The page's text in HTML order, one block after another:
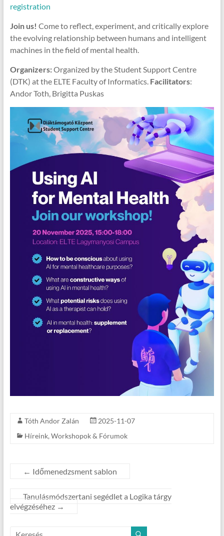
registration
Join us! Come to reflect, experiment, and critically explore
the evolving relationship between humans and intelligent
machines in the field of mental health.
Organizers:Organized by the Student Support Centre
(DTK) at the ELTE Faculty of Informatics. Facilitators:
Andor Toth, Brigitta Puskas
Tóth Andor Zalán
2025-11-07
Híreink, Workshopok & Fórumok
← Időmenedzsment sablon
Tanulásmódszertani segédlet a Logika tárgy
elvégzéséhez →